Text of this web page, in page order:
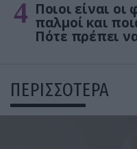
4 Ποιοι είναι οι
παλμοί και
Πότε πρέπει
ΠΕΡΙΣΣΟΤΕΡΑ